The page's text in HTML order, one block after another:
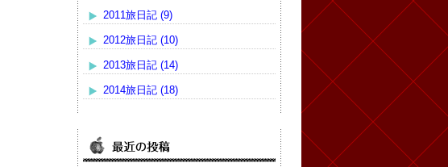
2011旅日記 (9)
2012旅日記 (10)
2013旅日記 (14)
2014旅日記 (18)